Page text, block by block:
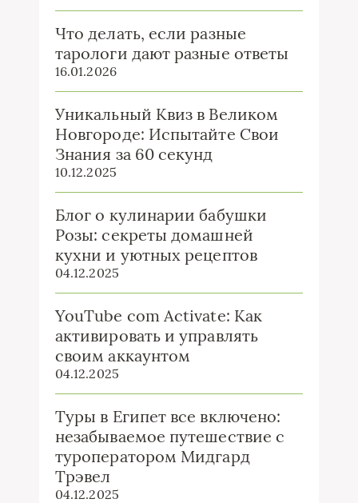
Что делать, если разные
тарологи дают разные ответы
16.01.2026
Уникальный Квиз в Великом
Новгороде: Испытайте Свои
Знания за 60 секунд
10.12.2025
Блог о кулинарии бабушки
Розы: секреты домашней
кухни и уютных рецептов
04.12.2025
YouTube com Activate: Как
активировать и управлять
своим аккаунтом
04.12.2025
Туры в Египет все включено:
незабываемое путешествие с
туроператором Мидгард
Трэвел
04.12.2025